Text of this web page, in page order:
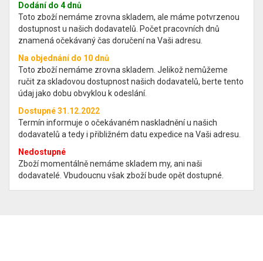
Dodání do 4 dnů
Toto zboží nemáme zrovna skladem, ale máme potvrzenou
dostupnost u našich dodavatelů. Počet pracovních dnů
znamená očekávaný čas doručení na Vaši adresu.
Na objednání do 10 dnů
Toto zboží nemáme zrovna skladem. Jelikož nemůžeme
ručit za skladovou dostupnost našich dodavatelů, berte tento
údaj jako dobu obvyklou k odeslání.
Dostupné 31.12.2022
Termín informuje o očekávaném naskladnění u našich
dodavatelů a tedy i přibližném datu expedice na Vaši adresu.
Nedostupné
Zboží momentálně nemáme skladem my, ani naši
dodavatelé. Vbudoucnu však zboží bude opět dostupné.